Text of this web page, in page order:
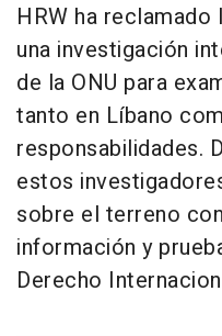
HRW ha reclamado
una investigación
de la ONU para
tanto en Líbano
responsabilidades.
estos
sobre el terreno
información y
Derecho